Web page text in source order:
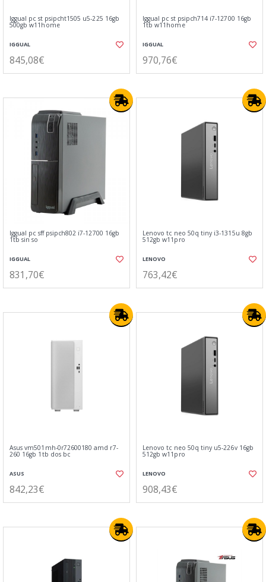
Iggual pc st psipcht1505 u5-225 16gb
500gb w11home
IGGUAL
845,08€
Iggual pc st psipch714 i7-12700 16gb
1tb w11home
IGGUAL
970,76€
Iggual pc sff psipch802 i7-12700 16gb
1tb sin so
IGGUAL
831,70€
Lenovo tc neo 50q tiny i3-1315u 8gb
512gb w11pro
LENOVO
763,42€
Asus vm501mh-0r72600180 amd r7-
260 16gb 1tb dos bc
ASUS
842,23€
Lenovo tc neo 50q tiny u5-226v 16gb
512gb w11pro
LENOVO
908,43€